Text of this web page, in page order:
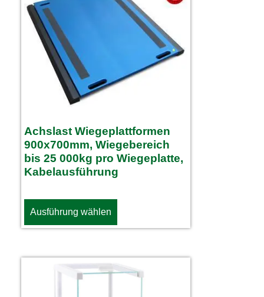
Achslast Wiegeplattformen
900x700mm, Wiegebereich
bis 25 000kg pro Wiegeplatte,
Kabelausführung
Ausführung wählen